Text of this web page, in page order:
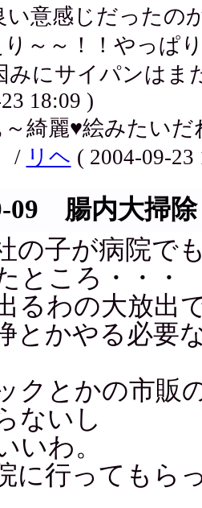
い意感じだったの
～～！！やっぱ
にサイパンはま
18:09 )
～綺麗♥絵みたい
/ リヘ ( 2004-09-23
09 腸内大掃除
の子が病院で
ところ・・・
るわの大放出
とかやる必要
クとかの市販
ないし
いわ。
に行ってもら